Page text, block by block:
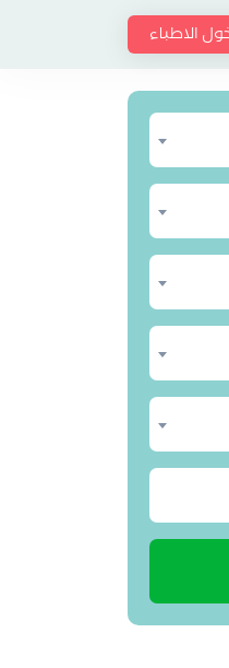
الاطباء